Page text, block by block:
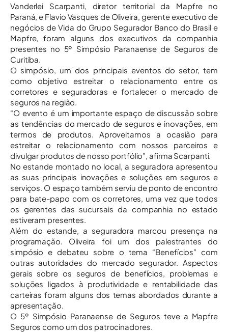
Vanderlei Scarpanti, diretor territorial da Mapfre no
Paraná, e Flavio Vasques de Oliveira, gerente executivo de
negócios de Vida do Grupo Segurador Banco do Brasil e
Mapfre, foram alguns dos executivos da companhia
presentes no 5º Simpósio Paranaense de Seguros de
Curitiba.
O simpósio, um dos principais eventos do setor, tem
como objetivo estreitar o relacionamento entre os
corretores e seguradoras e fortalecer o mercado de
seguros na região.
“O evento é um importante espaço de discussão sobre
as tendências do mercado de seguros e inovações, em
termos de produtos. Aproveitamos a ocasião para
estreitar o relacionamento com nossos parceiros e
divulgar produtos de nosso portfólio”, afirma Scarpanti.
No estande montado no local, a seguradora apresentou
as suas principais inovações e soluções em seguros e
serviços. O espaço também serviu de ponto de encontro
para bate-papo com os corretores, uma vez que todos
os gerentes das sucursais da companhia no estado
estiveram presentes.
Além do estande, a seguradora marcou presença na
programação. Oliveira foi um dos palestrantes do
simpósio e debateu sobre o tema “Benefícios” com
outras autoridades do mercado segurador. Aspectos
gerais sobre os seguros de benefícios, problemas e
soluções ligados à produtividade e rentabilidade das
carteiras foram alguns dos temas abordados durante a
apresentação.
O 5º Simpósio Paranaense de Seguros teve a Mapfre
Seguros como um dos patrocinadores.